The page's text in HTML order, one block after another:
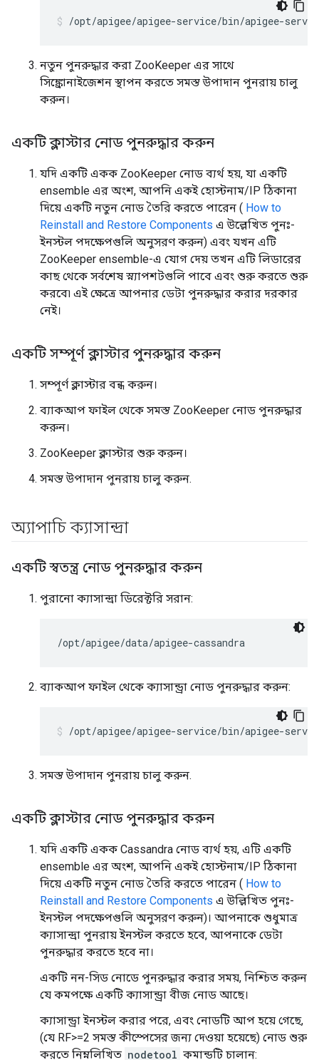
/opt/apigee/apigee-service/bin/apigee-
নতুন পুনরুদ্ধার করা ZooKeeper এর সাথে
সিঙ্ক্রোনাইজেশন স্থাপন করতে সমস্ত উপাদান পুনরায় চালু
করুন।
একটি ক্লাস্টার নোড পুনরুদ্ধার করুন
যদি একটি একক ZooKeeper নোড ব্যর্থ হয়, যা একটি
ensemble এর অংশ, আপনি একই হোস্টনাম/IP ঠিকানা
দিয়ে একটি নতুন নোড তৈরি করতে পারেন ( How to
Reinstall and Restore Components এ উল্লেখিত পুনঃ-
ইনস্টল পদক্ষেপগুলি অনুসরণ করুন) এবং যখন এটি
ZooKeeper ensemble-এ যোগ দেয় তখন এটি লিডারের
কাছ থেকে সর্বশেষ স্ন্যাপশটগুলি পাবে এবং শুরু করতে শুরু
করবে৷ এই ক্ষেত্রে আপনার ডেটা পুনরুদ্ধার করার দরকার
নেই।
একটি সম্পূর্ণ ক্লাস্টার পুনরুদ্ধার করুন
সম্পূর্ণ ক্লাস্টার বন্ধ করুন।
ব্যাকআপ ফাইল থেকে সমস্ত ZooKeeper নোড পুনরুদ্ধার
করুন।
ZooKeeper ক্লাস্টার শুরু করুন।
সমস্ত উপাদান পুনরায় চালু করুন.
অ্যাপাচি ক্যাসান্দ্রা
একটি স্বতন্ত্র নোড পুনরুদ্ধার করুন
পুরানো ক্যাসান্দ্রা ডিরেক্টরি সরান:
/opt/apigee/data/apigee-cassandra
ব্যাকআপ ফাইল থেকে ক্যাসান্ড্রা নোড পুনরুদ্ধার করুন:
/opt/apigee/apigee-service/bin/apigee-
সমস্ত উপাদান পুনরায় চালু করুন.
একটি ক্লাস্টার নোড পুনরুদ্ধার করুন
যদি একটি একক Cassandra নোড ব্যর্থ হয়, এটি একটি
ensemble এর অংশ, আপনি একই হোস্টনাম/IP ঠিকানা
দিয়ে একটি নতুন নোড তৈরি করতে পারেন ( How to
Reinstall and Restore Components এ উল্লিখিত পুনঃ-
ইনস্টল পদক্ষেপগুলি অনুসরণ করুন)। আপনাকে শুধুমাত্র
ক্যাসান্দ্রা পুনরায় ইনস্টল করতে হবে, আপনাকে ডেটা
পুনরুদ্ধার করতে হবে না।
একটি নন-সিড নোডে পুনরুদ্ধার করার সময়, নিশ্চিত করুন
যে কমপক্ষে একটি ক্যাসান্ড্রা বীজ নোড আছে।
ক্যাসান্ড্রা ইনস্টল করার পরে, এবং নোডটি আপ হয়ে গেছে,
(যে RF>=2 সমস্ত কীস্পেসের জন্য দেওয়া হয়েছে) নোড শুরু
করতে নিম্নলিখিত nodetool কমান্ডটি চালান: